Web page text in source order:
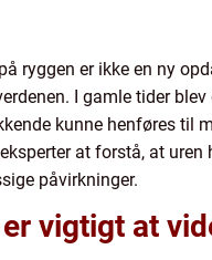
ryggen er ikke en ny
I gamle tider
kunne henføres til
at forstå, at
påvirkninger.
vigtigt at